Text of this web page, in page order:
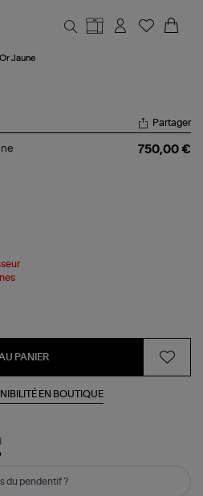
Jaune
Partager
750,00 €
PANIER
EN BOUTIQUE
du pendentif ?